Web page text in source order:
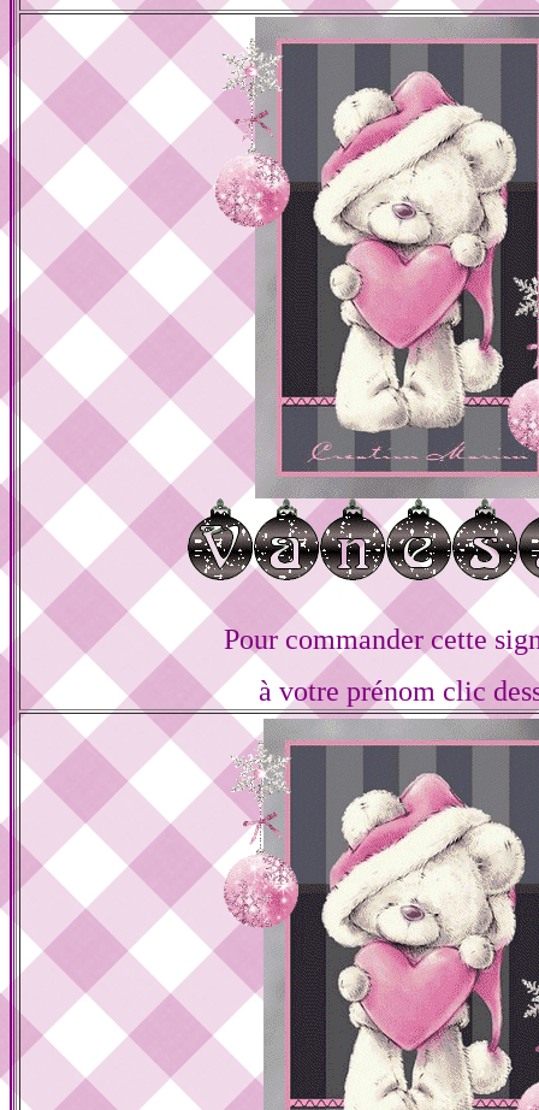
Pour commander cette
à votre prénom clic